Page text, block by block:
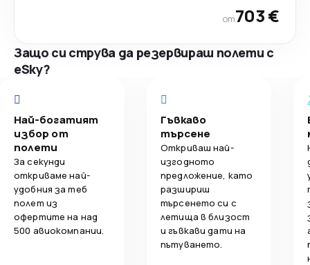
от703 €
Защо си струва да резервираш полети с
eSky?
Най-богатият
избор от
полети
За секунди
откриваме най-
удобния за теб
полет из
офертите на над
500 авиокомпании.
Гъвкаво
търсене
Откриваш най-
изгодното
предложение, като
разшириш
търсенето си с
летища в близост
и гъвкави дати на
пътуването.